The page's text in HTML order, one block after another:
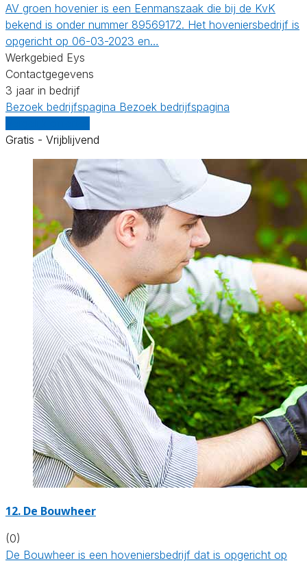
AV groen hovenier is een Eenmanszaak die bij de KvK
bekend is onder nummer 89569172. Het hoveniersbedrijf is
opgericht op 06-03-2023 en…
Werkgebied Eys
Contactgegevens
3 jaar in bedrijf
Bezoek bedrijfspagina Bezoek bedrijfspagina
Gratis - Vrijblijvend
12. De Bouwheer
(0)
De Bouwheer is een hoveniersbedrijf dat is opgericht op